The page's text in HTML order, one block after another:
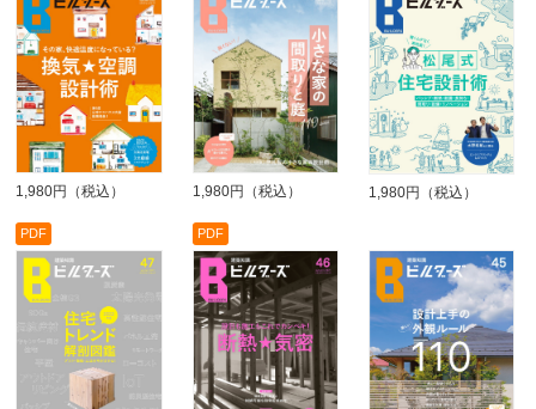
1,980円（税込） 1,980円（税込） 1,980円（税込）
PDF PDF